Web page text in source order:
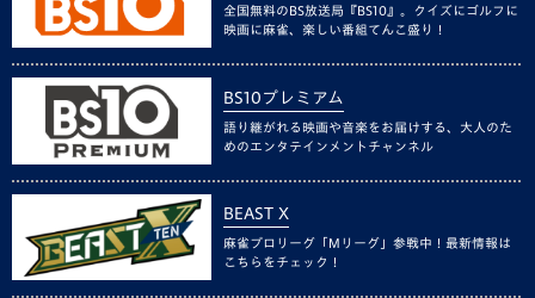
全国無料のBS放送局『BS10』。クイズにゴルフに
映画に麻雀、楽しい番組てんこ盛り！
BS10プレミアム
語り継がれる映画や音楽をお届けする、大人のた
めのエンタテインメントチャンネル
BEAST X
麻雀プロリーグ「Mリーグ」参戦中！最新情報は
こちらをチェック！